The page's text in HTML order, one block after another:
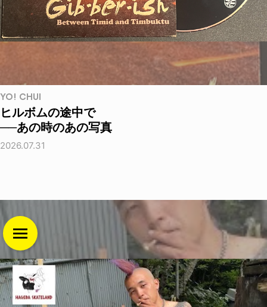
YO! CHUI
ヒルボムの途中で
──あの時のあの写真
2026.07.31